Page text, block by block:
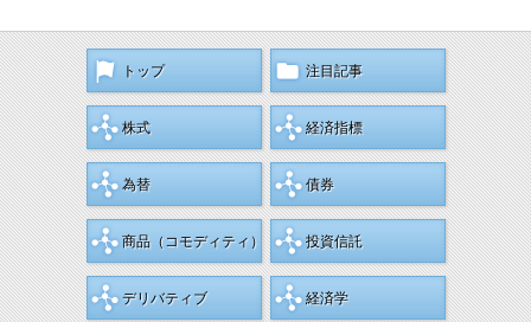
トップ 注目記事
株式 経済指標
為替 債券
商品（コモディティ） 投資信託
デリバティブ 経済学